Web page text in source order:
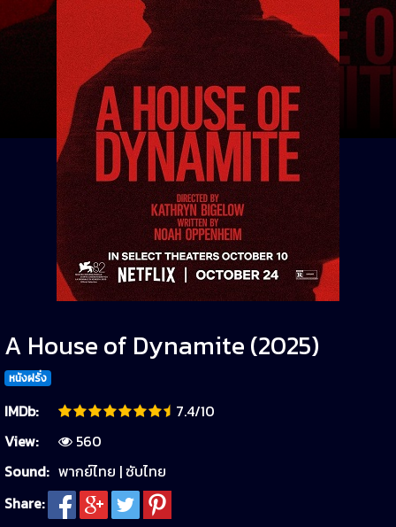
A House of Dynamite (2025)
หนังฝรั่ง
IMDb:
7.4/10
View:
560
Sound: พากย์ไทย | ซับไทย
Share: